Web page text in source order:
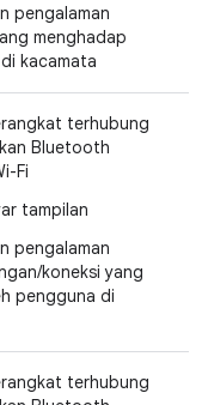
pengalaman
menghadap
kacamata
terhubung
Bluetooth
Fi
tampilan
pengalaman
koneksi yang
pengguna di
terhubung